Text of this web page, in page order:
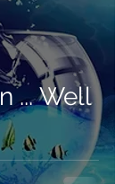
... Well